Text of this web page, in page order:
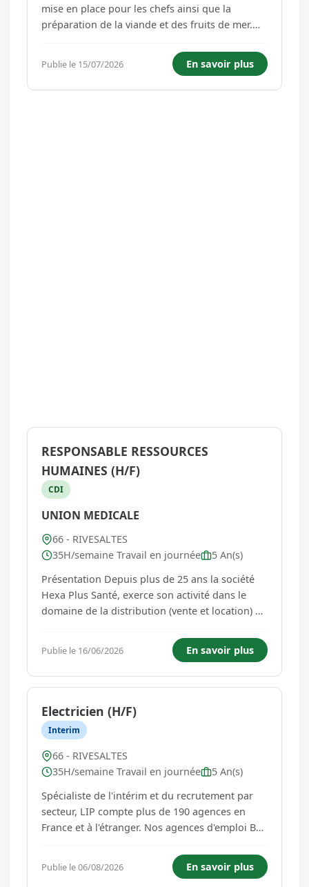
mise en place pour les chefs ainsi que la
préparation de la viande et des fruits de mer.
Publie le 15/07/2026 En savoir plus
RESPONSABLE RESSOURCES
HUMAINES (H/F)
CDI
UNION MEDICALE
66 - RIVESALTES
35H/semaine Travail en journée
5 An(s)
Présentation Depuis plus de 25 ans la société
Hexa Plus Santé, exerce son activité dans le
domaine de la distribution (vente et location) de
indépendantes autour d'une vision commune :
mutualiser les forces pour mieux servir le
secteur médic...
Publie le 16/06/2026 En savoir plus
Electricien (H/F)
Interim
66 - RIVESALTES
35H/semaine Travail en journée
5 An(s)
Spécialiste de l'intérim et du recrutement par
secteur, LIP compte plus de 190 agences en
France et à l'étranger. Nos agences d'emploi BTP
dans les secteurs du gros oeuvre, du second
œuvre, des travaux publics et des espaces verts.
Publie le 06/08/2026 En savoir plus